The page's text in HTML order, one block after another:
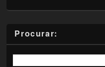
Procurar: